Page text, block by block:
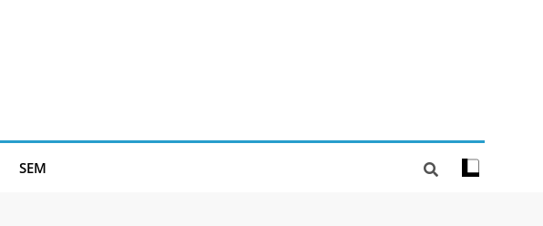
SEM